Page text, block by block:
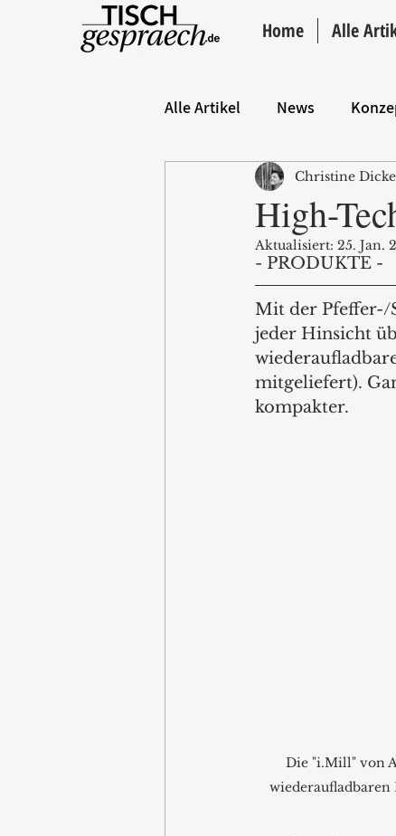
Home Alle
Alle Artikel News
Hintergrund ANZEIGE
High-
Christine
Aktualisiert: 25. Jan.
- PRODUKTE -
Mit der Pfeffer-/
jeder Hinsicht
mitgeliefert).
kompakter.
Die "i.Mill" von